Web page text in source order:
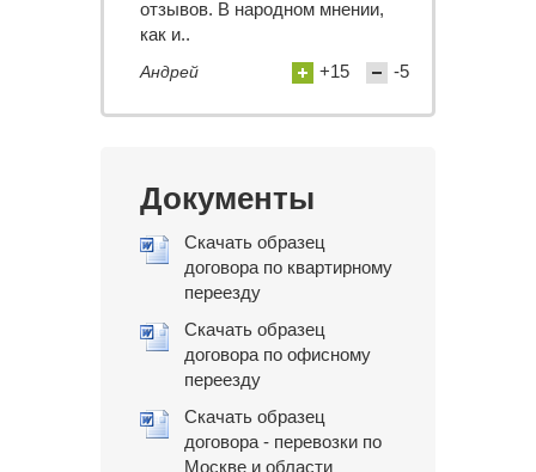
отзывов. В народном мнении,
как и..
Андрей +15 -5
Документы
Скачать образец
договора по квартирному
переезду
Скачать образец
договора по офисному
переезду
Скачать образец
договора - перевозки по
Москве и области